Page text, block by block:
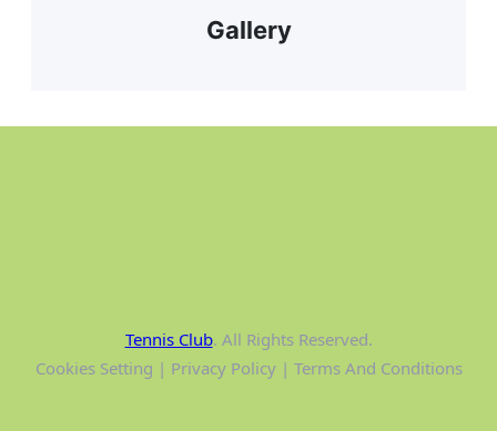
Gallery
Tennis Club. All Rights Reserved.
Cookies Setting | Privacy Policy | Terms And Conditions